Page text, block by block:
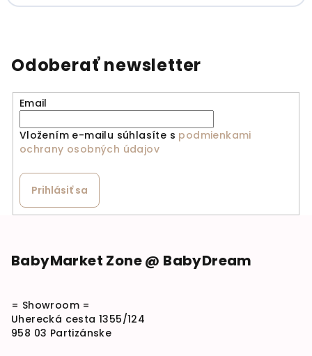
Odoberať newsletter
Email
Vložením e-mailu súhlasíte s podmienkami
ochrany osobných údajov
Prihlásiť sa
BabyMarket Zone @ BabyDream
= Showroom =
Uherecká cesta 1355/124
958 03 Partizánske